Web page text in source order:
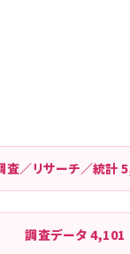
査／リサーチ／統計
調査データ4,101